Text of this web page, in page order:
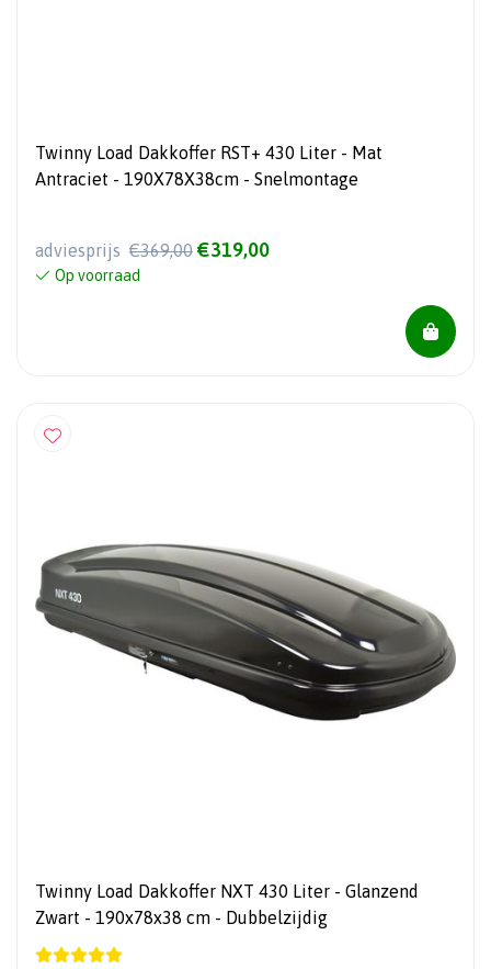
Twinny Load Dakkoffer RST+ 430 Liter - Mat
Antraciet - 190X78X38cm - Snelmontage
adviesprijs €369,00 €319,00
Op voorraad
Twinny Load Dakkoffer NXT 430 Liter - Glanzend
Zwart - 190x78x38 cm - Dubbelzijdig